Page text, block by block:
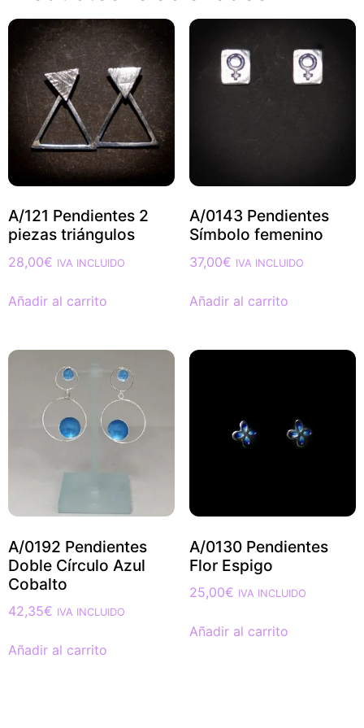
A/121 Pendientes 2
piezas triángulos
28,00€ IVA INCLUIDO
Añadir al carrito
A/0143 Pendientes
Símbolo femenino
37,00€ IVA INCLUIDO
Añadir al carrito
A/0192 Pendientes
Doble Círculo Azul
Cobalto
42,35€ IVA INCLUIDO
Añadir al carrito
A/0130 Pendientes
Flor Espigo
25,00€ IVA INCLUIDO
Añadir al carrito